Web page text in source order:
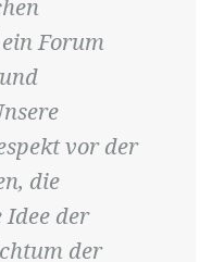
Forum
vor der
die
Idee der
der